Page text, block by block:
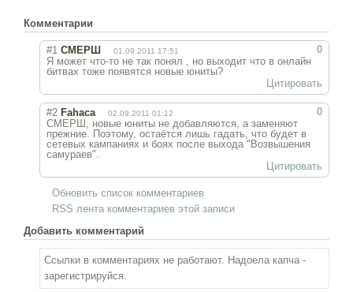
Комментарии
0
#1 СМЕРШ 01.09.2011 17:51
Я может что-то не так понял , но выходит что в онлайн
битвах тоже появятся новые юниты?
Цитировать
0
#2 Fahaca 02.09.2011 01:12
СМЕРШ, новые юниты не добавляются, а заменяют
прежние. Поэтому, остаётся лишь гадать, что будет в
сетевых кампаниях и боях после выхода "Возвышения
самураев".
Цитировать
Обновить список комментариев
RSS лента комментариев этой записи
Добавить комментарий
Ссылки в комментариях не работают. Надоела капча -
зарегистрируйся.